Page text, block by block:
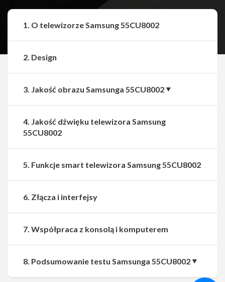
Udostępnij Udostępnij
1. O telewizorze Samsung 55CU8002
2. Design
3. Jakość obrazu Samsunga 55CU8002
4. Jakość dźwięku telewizora Samsung
55CU8002
5. Funkcje smart telewizora Samsung 55CU8002
6. Złącza i interfejsy
7. Współpraca z konsolą i komputerem
8. Podsumowanie testu Samsunga 55CU8002